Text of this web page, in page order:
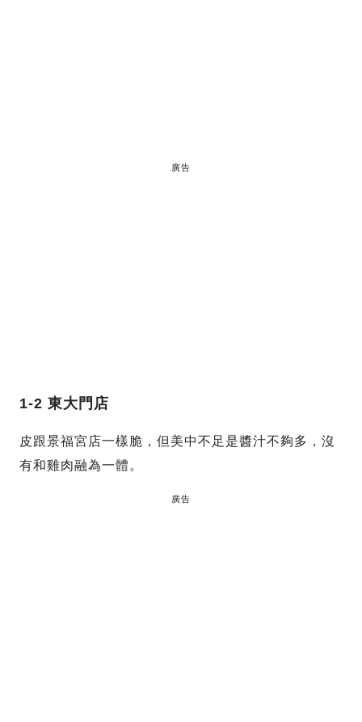
廣告
1-2 東大門店
皮跟景福宮店一樣脆，但美中不足是醬汁不夠多，沒
有和雞肉融為一體。
廣告